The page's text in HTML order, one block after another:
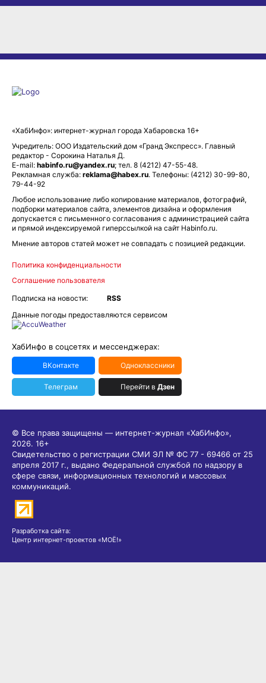
«ХабИнфо»: интернет-журнал города Хабаровска 16+
Учредитель: ООО Издательский дом «Гранд Экспресс». Главный
редактор - Сорокина Наталья Д.
E-mail: habinfo.ru@yandex.ru; тел. 8 (4212) 47-55-48.
Рекламная служба: reklama@habex.ru. Телефоны: (4212) 30-99-80,
79-44-92
Любое использование либо копирование материалов, фотографий,
подборки материалов сайта, элементов дизайна и оформления
допускается с письменного согласования с администрацией сайта
и прямой индексируемой гиперссылкой на сайт Habinfo.ru.
Мнение авторов статей может не совпадать с позицией редакции.
Политика конфиденциальности
Соглашение пользователя
Подписка на новости:
RSS
Данные погоды предоставляются сервисом
ХабИнфо в соцсетях и мессенджерах:
ВКонтакте Одноклассники
Телеграм Перейти в Дзен
© Все права защищены — интернет-журнал «ХабИнфо»,
2026. 16+
Свидетельство о регистрации СМИ ЭЛ № ФС 77 - 69466 от 25
апреля 2017 г., выдано Федеральной службой по надзору в
сфере связи, информационных технологий и массовых
коммуникаций.
Разработка сайта:
Центр интернет-проектов «МОЁ!»